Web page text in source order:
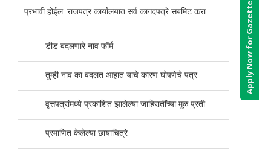
प्रभावी होईल. राजपत्र कार्यालयात सर्व कागदपत्रे सबमिट करा.
डीड बदलणारे नाव फॉर्म
तुम्ही नाव का बदलत आहात याचे कारण घोषणेचे पत्र
वृत्तपत्रांमध्ये प्रकाशित झालेल्या जाहिरातींच्या मूळ प्रती
प्रमाणित केलेल्या छायाचित्रे
Apply Now for Gazette